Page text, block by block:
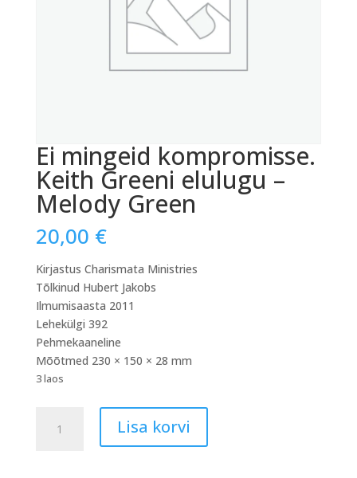
Ei mingeid kompromisse.
Keith Greeni elulugu –
Melody Green
20,00 €
Kirjastus Charismata Ministries
Tõlkinud Hubert Jakobs
Ilmumisaasta 2011
Lehekülgi 392
Pehmekaaneline
Mõõtmed 230 × 150 × 28 mm
3 laos
mingeid
Lisa korvi